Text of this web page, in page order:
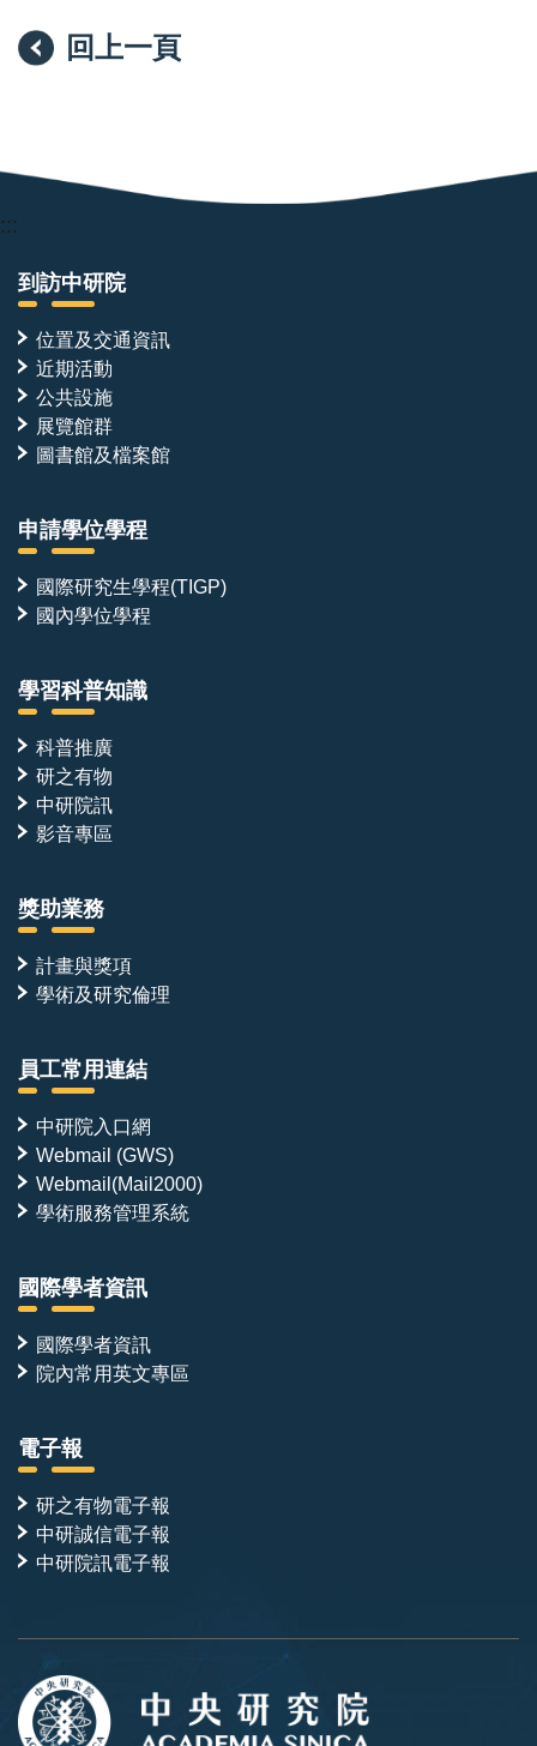
回上一頁
:::
到訪中研院
位置及交通資訊
近期活動
公共設施
展覽館群
圖書館及檔案館
申請學位學程
國際研究生學程(TIGP)
國內學位學程
學習科普知識
科普推廣
研之有物
中研院訊
影音專區
獎助業務
計畫與獎項
學術及研究倫理
員工常用連結
中研院入口網
Webmail (GWS)
Webmail(Mail2000)
學術服務管理系統
國際學者資訊
國際學者資訊
院內常用英文專區
電子報
研之有物電子報
中研誠信電子報
中研院訊電子報